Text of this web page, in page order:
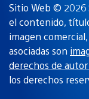
Sitio Web ©
el contenido,
imagen
asociadas son
derechos de
los derechos